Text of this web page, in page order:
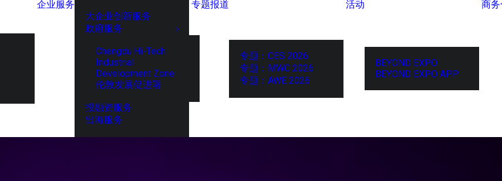
企业服务
大企业创新服务
政府服务
Chengdu Hi-Tech
Industrial
Development Zone
伦敦发展促进署
投融资服务
出海服务
专题报道
专题：CES 2026
专题：MWC 2026
专题：AWE 2026
活动
BEYOND EXPO
BEYOND EXPO APP
商